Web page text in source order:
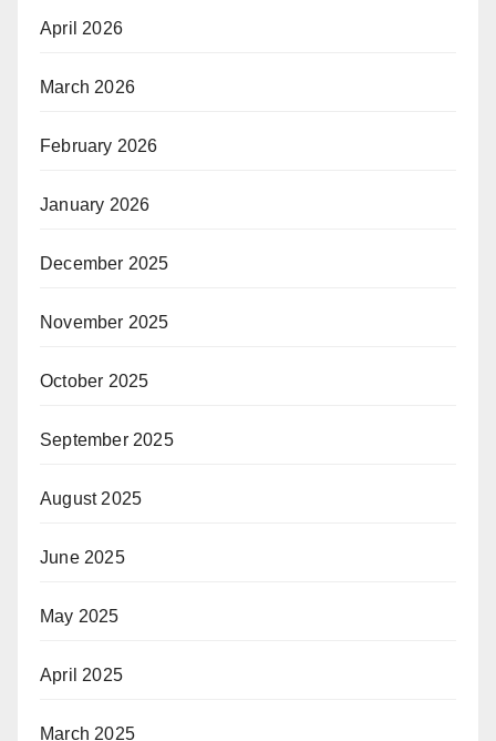
April 2026
March 2026
February 2026
January 2026
December 2025
November 2025
October 2025
September 2025
August 2025
June 2025
May 2025
April 2025
March 2025